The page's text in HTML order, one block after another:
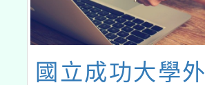
國立成功大學外